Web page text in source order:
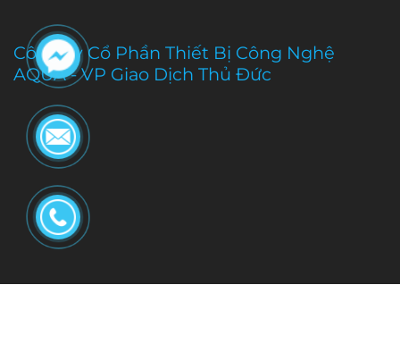
Công Ty Cổ Phần Thiết Bị Công Nghệ
AQUA - VP Giao Dịch Thủ Đức